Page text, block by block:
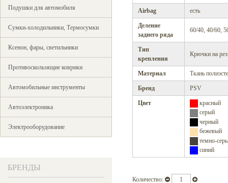
Подушки для автомобиля
Сумки-холодильники, Термосумки
Ксенон, фары, светильники
Противоскользящие коврики
Автомобильные инструменты
Автоэлектроника
Электрооборудование
БРЕНДЫ
Airbag есть
Деление
заднего ряда
60/40, 40/60,
Тип
крепления
Крючки на
Материал Ткань
Бренд PSV
Цвет
красный
серый
черный
бежевый
темно-
синий
Количество: